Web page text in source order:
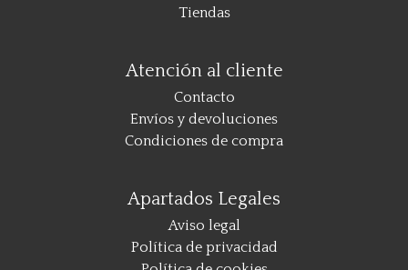
Tiendas
Atención al cliente
Contacto
Envíos y devoluciones
Condiciones de compra
Apartados Legales
Aviso legal
Política de privacidad